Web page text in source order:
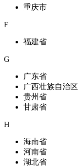
重庆市
F
福建省
G
广东省
广西壮族自治区
贵州省
甘肃省
H
海南省
河南省
湖北省